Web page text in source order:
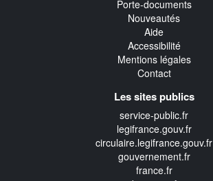
Porte-documents
Nouveautés
Aide
Accessibilité
Mentions légales
Contact
Les sites publics
service-public.fr
legifrance.gouv.fr
circulaire.legifrance.gouv.fr
gouvernement.fr
france.fr